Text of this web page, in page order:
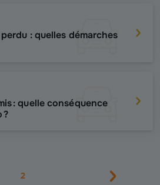
: quelles démarches
: quelle conséquence
?
2